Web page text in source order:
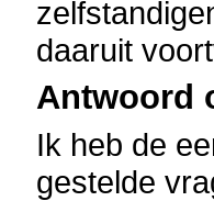
daaruit
Antwoord
Ik heb de
gestelde